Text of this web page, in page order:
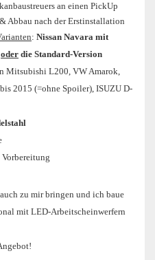
an einen PickUp
Abbau nach der Erstinstallation
: Nissan Navara mit
oder die Standard-Version
Mitsubishi L200, VW Amarok,
2015 (=ohne Spoiler), ISUZU D-
zu mir bringen und ich baue
mit LED-Arbeitscheinwerfern